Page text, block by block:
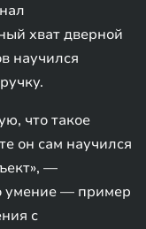
хват дверной
научился
что такое
он сам научился
—
умение — пример
с